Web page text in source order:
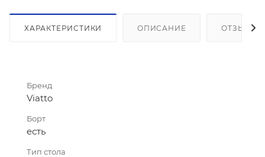
ХАРАКТЕРИСТИКИ ОПИСАНИЕ ОТЗЫВЫ
Бренд
Viatto
Борт
есть
Тип стола